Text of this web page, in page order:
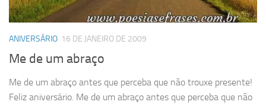
ANIVERSÁRIO 16 DE JANEIRO DE 2009
Me de um abraço
Me de um abraço antes que perceba que não trouxe presente!
Feliz aniversário. Me de um abraço antes que perceba que não